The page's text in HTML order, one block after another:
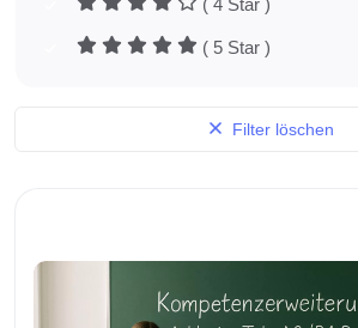
( 4 Star )
( 5 Star )
Filter löschen